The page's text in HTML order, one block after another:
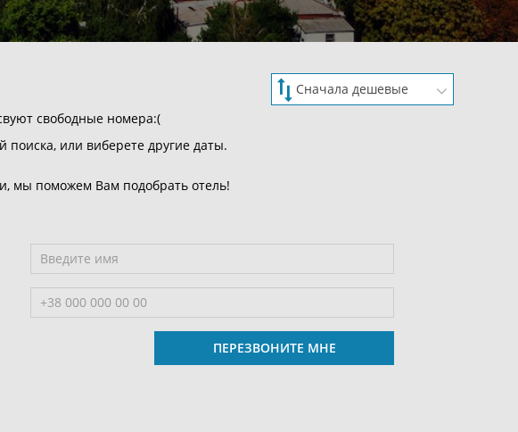
свободные номера:(
поиска, или виберете другие даты.
мы поможем Вам подобрать отель!
ПЕРЕЗВОНИТЕ МНЕ